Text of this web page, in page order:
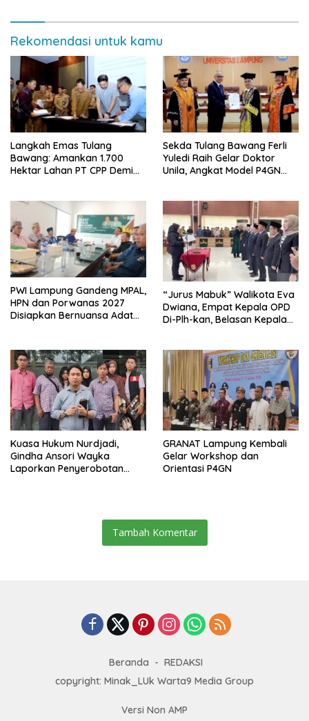
Rekomendasi untuk kamu
Langkah Emas Tulang
Bawang: Amankan 1.700
Hektar Lahan PT CPP Demi
Sekda Tulang Bawang Ferli
Yuledi Raih Gelar Doktor
Unila, Angkat Model P4GN
PWI Lampung Gandeng MPAL,
HPN dan Porwanas 2027
Disiapkan Bernuansa Adat
“Jurus Mabuk” Walikota Eva
Dwiana, Empat Kepala OPD
Di-Plh-kan, Belasan Kepala
Kuasa Hukum Nurdjadi,
Gindha Ansori Wayka
Laporkan Penyerobotan
GRANAT Lampung Kembali
Gelar Workshop dan
Orientasi P4GN
Tambah Komentar
Beranda
REDAKSI
copyright: Minak_LUk Warta9 Media Group
Versi Non AMP